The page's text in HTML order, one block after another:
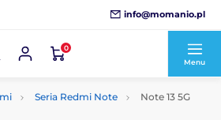
info@momanio.pl
0
Menu
Seria Redmi Note Note 13 5G